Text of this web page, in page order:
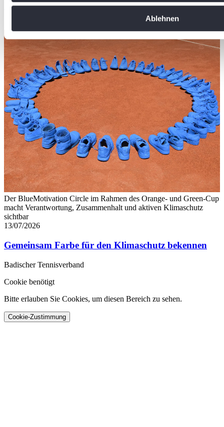
soziale Medien anbieten zu können und die Zugriffe auf
analysieren. Außerdem geben wir Informationen zu Ihrer
an unsere Partner für soziale Medien, Werbung und
führen diese Informationen möglicherweise mit weiteren
ihnen bereitgestellt haben oder die sie im Rahmen Ihrer
gesammelt haben. DieCookie-Einstellungen können
Footer aufgerufen und angepasst werden.
Ablehnen
holen die Meistertitel der Badenliga
Der BlueMotivation Circle im Rahmen des Orange- und Green-Cup
macht Verantwortung, Zusammenhalt und aktiven Klimaschutz
sichtbar
13/07/2026
Gemeinsam Farbe für den Klimaschutz bekennen
Badischer Tennisverband
Cookie benötigt
Bitte erlauben Sie Cookies, um diesen Bereich zu sehen.
Cookie-Zustimmung